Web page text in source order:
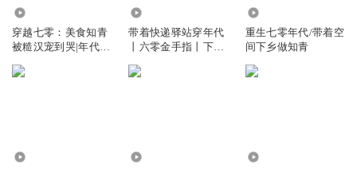
穿越七零：美食知青
被糙汉宠到哭|年代
带着快递驿站穿年代
丨六零金手指丨下乡
重生七零年代/带着空
间下乡做知青